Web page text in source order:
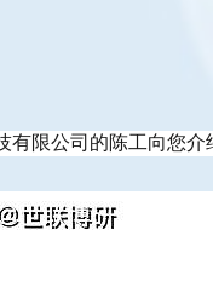
有限公司的陈工向您介